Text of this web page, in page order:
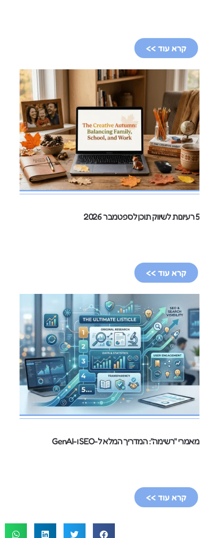
קרא עוד >>
5 רעיונות לשיווק תוכן לספטמבר 2026
קרא עוד >>
מאמרי "רשימה": המדריך המלא ל-SEO ו-GenAI
קרא עוד >>